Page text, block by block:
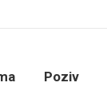
Poziv